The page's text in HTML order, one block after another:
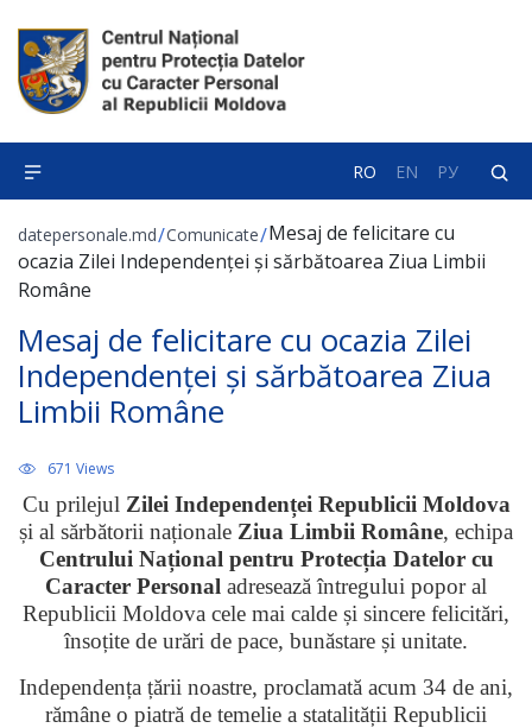
RO EN РУ
datepersonale.md/Comunicate/Mesaj de felicitare cu
ocazia Zilei Independenței și sărbătoarea Ziua Limbii
Române
Mesaj de felicitare cu ocazia Zilei
Independenței și sărbătoarea Ziua
Limbii Române
671 Views
Cu prilejul Zilei Independenței Republicii Moldova
și al sărbătorii naționale Ziua Limbii Române, echipa
Centrului Național pentru Protecția Datelor cu
Caracter Personal adresează întregului popor al
Republicii Moldova cele mai calde și sincere felicitări,
însoțite de urări de pace, bunăstare și unitate.
Independența țării noastre, proclamată acum 34 de ani,
rămâne o piatră de temelie a statalității Republicii